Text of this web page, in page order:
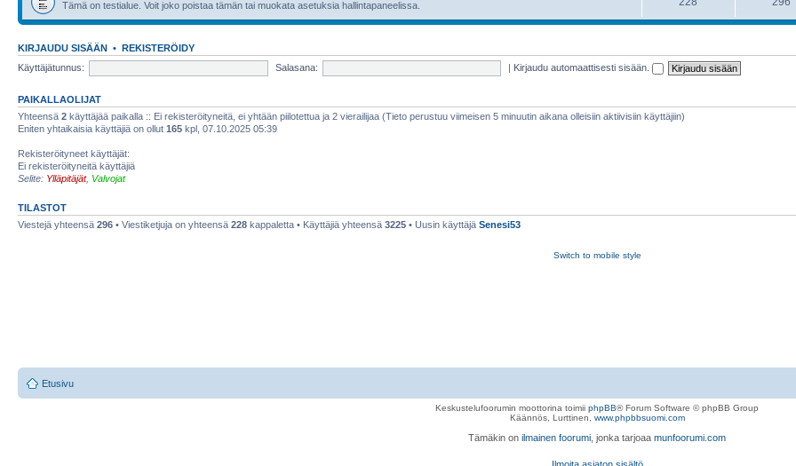
Tämä on testialue. Voit joko poistaa tämän tai muokata asetuksia hallintapaneelissa.
KIRJAUDU SISÄÄN • REKISTERÖIDY
Käyttäjätunnus:
Salasana: | Kirjaudu automaattisesti sisään.
PAIKALLAOLIJAT
Yhteensä 2 käyttäjää paikalla :: Ei rekisteröityneitä, ei yhtään piilotettua ja 2 vierailijaa (Tieto perustuu viimeisen 5 minuutin aikana olleisiin aktiivisiin käyttäjiin)
Eniten yhtaikaisia käyttäjiä on ollut 165 kpl, 07.10.2025 05:39
Rekisteröityneet käyttäjät:
Ei rekisteröityneitä käyttäjiä
Selite: Ylläpitäjät, Valvojat
TILASTOT
Viestejä yhteensä 296 • Viestiketjuja on yhteensä 228 kappaletta • Käyttäjiä yhteensä 3225 • Uusin käyttäjä Senesi53
Switch to mobile style
Etusivu
Keskustelufoorumin moottorina toimii phpBB® Forum Software © phpBB Group
Käännös, Lurttinen, www.phpbbsuomi.com
Tämäkin on ilmainen foorumi , jonka tarjoaa munfoorumi.com